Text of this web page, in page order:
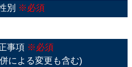
別 ※必須
事項 ※必須
による変更も含む)